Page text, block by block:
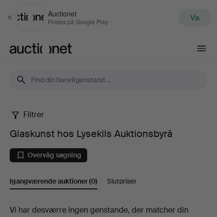
Luk
Auctionet
Findes på Google Play Vis
Glaskunst
hos
Lysekils
Auktionsbyrå
Filtrer
Glaskunst hos Lysekils Auktionsbyrå
Overvåg søgning
Igangværende auktioner(0) Slutpriser
Igangværende
Vi har desværre ingen genstande, der matcher din